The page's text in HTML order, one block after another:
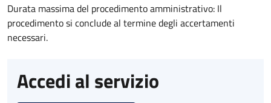
Durata massima del procedimento amministrativo: Il
procedimento si conclude al termine degli accertamenti
necessari.
Accedi al servizio